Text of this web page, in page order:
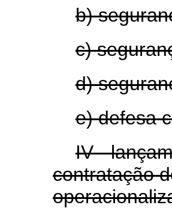
b)
c)
d)
e) defesa
IV -
contratação